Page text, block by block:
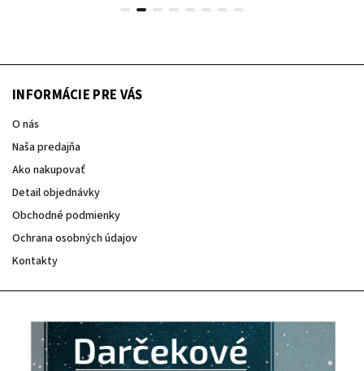
INFORMÁCIE PRE VÁS
O nás
Naša predajňa
Ako nakupovať
Detail objednávky
Obchodné podmienky
Ochrana osobných údajov
Kontakty